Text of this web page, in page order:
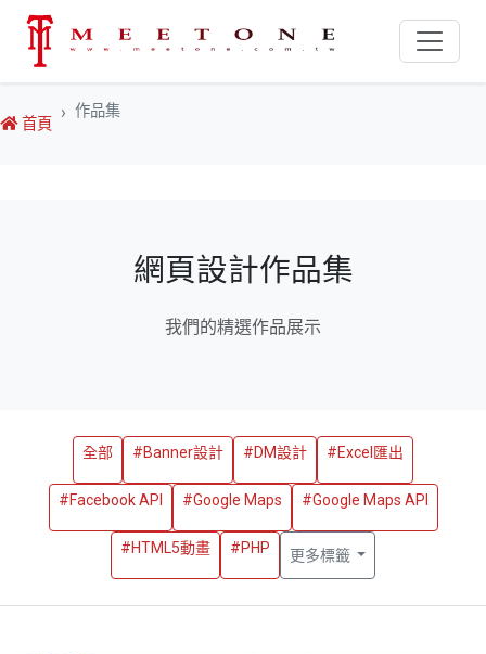
首頁
作品集
網頁設計作品集
我們的精選作品展示
全部 #Banner設計 #DM設計 #Excel匯出
#Facebook API #Google Maps #Google Maps API
#HTML5動畫 #PHP 更多標籤